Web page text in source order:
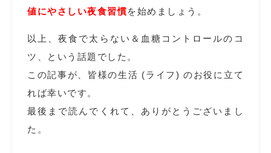
値にやさしい夜食習慣を始めましょう。
以上、夜食で太らない＆血糖コントロールのコ
ツ、という話題でした。
この記事が、皆様の生活 (ライフ) のお役に立て
れば幸いです。
最後まで読んでくれて、ありがとうございまし
た。